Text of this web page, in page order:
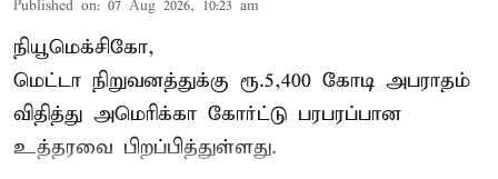
Published on: 07 Aug 2026, 10:23 am
நியூமெக்சிகோ,
மெட்டா நிறுவனத்துக்கு ரூ.5,400 கோடி அபராதம்
விதித்து அமெரிக்கா கோர்ட்டு பரபரப்பான
உத்தரவை பிறப்பித்துள்ளது.